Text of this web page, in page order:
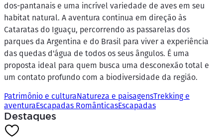
dos-pantanais e uma incrível variedade de aves em seu
habitat natural. A aventura continua em direção às
Cataratas do Iguaçu, percorrendo as passarelas dos
parques da Argentina e do Brasil para viver a experiência
das quedas d'água de todos os seus ângulos. É uma
proposta ideal para quem busca uma desconexão total e
um contato profundo com a biodiversidade da região.
Patrimônio e culturaNatureza e paisagensTrekking e
aventuraEscapadas RomânticasEscapadas
Destaques